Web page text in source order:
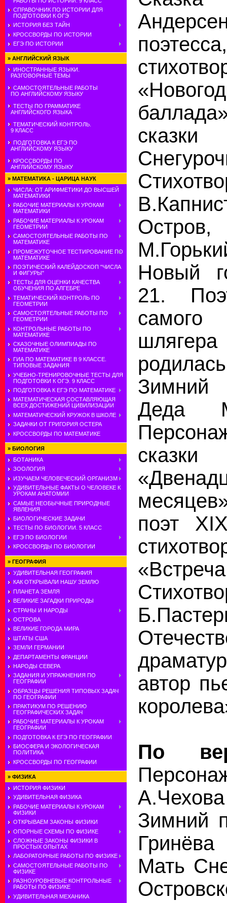
СПРАВОЧНИК ПО ИСТОРИИ ДЛЯ
ПОДГОТОВКИ К ОГЭ
ИСТОРИЯ БЕЗ ТАЙН
КРОССВОРДЫ ПО ИСТОРИИ
ЕГЭ ПО ИСТОРИИ
» АНГЛИЙСКИЙ ЯЗЫК
ИНОСТРАННЫЕ ЯЗЫКИ.
РАЗГОВОРНЫЕ ТЕМЫ
САМОСТОЯТЕЛЬНЫЕ РАБОТЫ
ПО АНГЛИЙСКОМУ ЯЗЫКУ
ТЕСТЫ ПО ГРАММАТИКЕ
АНГЛИЙСКОГО ЯЗЫКА
ТЕМАТИЧЕСКИЙ КОНТРОЛЬ.
9 КЛАСС
ПОДГОТОВКА К ЕГЭ ПО
АНГЛИЙСКОМУ ЯЗЫКУ
КРОССВОРДЫ ПО
АНГЛИЙСКОМУ ЯЗЫКУ
» МАТЕМАТИКА - ЦАРИЦА НАУК
ЧИСЛА: ОТ АРИФМЕТИКИ ДО ВЫСШЕЙ
МАТЕМАТИКИ
РАБОЧИЕ МАТЕРИАЛЫ К УРОКАМ
МАТЕМАТИКИ
РАБОЧИЕ МАТЕРИАЛЫ К УРОКАМ
ГЕОМЕТРИИ
САМОСТОЯТЕЛЬНЫЕ РАБОТЫ ПО
МАТЕМАТИКЕ
ПРОМЕЖУТОЧНОЕ ТЕСТИРОВАНИЕ ПО
МАТЕМАТИКЕ
ПОЭТИЧЕСКИЙ КАЛЕЙДОСКОП "ЧИСЛА
И ФИГУРЫ"
ТЕСТЫ ДЛЯ ОЦЕНКИ КАЧЕСТВА
ОБУЧЕНИЯ ПО АЛГЕБРЕ
ТЕМАТИЧЕСКИЙ КОНТРОЛЬ ПО
ГЕОМЕТРИИ
САМОСТОЯТЕЛЬНЫЕ РАБОТЫ ПО
ГЕОМЕТРИИ
КОНТРОЛЬНЫЕ РАБОТЫ ПО
МАТЕМАТИКЕ
СКАЗОЧНЫЕ ОЛИМПИАДЫ ПО
МАТЕМАТИКЕ
ГИА ПО МАТЕМАТИКЕ В 9 КЛАССЕ.
ТИПОВЫЕ ЗАДАНИЯ
УЧЕБНО-ТРЕНИРОВОЧНЫЕ ТЕСТЫ ДЛЯ
ПОДГОТОВКИ К ОГЭ. 9 КЛАСС
ПОДГОТОВКА К ЕГЭ ПО МАТЕМАТИКЕ
МАТЕМАТИЧЕСКАЯ СОСТАВЛЯЮЩАЯ
ВСЕХ ДОСТИЖЕНИЙ ЦИВИЛИЗАЦИИ
МАТЕМАТИЧЕСКИЙ КРУЖОК В ШКОЛЕ
ЗАДАЧКИ ОТ ГРИГОРИЯ ОСТЕРА
КРОССВОРДЫ ПО МАТЕМАТИКЕ
» БИОЛОГИЯ
БОТАНИКА
ЗООЛОГИЯ
ИЗУЧАЕМ ЧЕЛОВЕЧЕСКИЙ ОРГАНИЗМ
УДИВИТЕЛЬНЫЕ ФАКТЫ О ЧЕЛОВЕКЕ К
УРОКАМ АНАТОМИИ
САМЫЕ НЕОБЫЧНЫЕ ПРИРОДНЫЕ
ЯВЛЕНИЯ
БИОЛОГИЧЕСКИЕ ЗАДАЧИ
ТЕСТЫ ПО БИОЛОГИИ. 5 КЛАСС
ЕГЭ ПО БИОЛОГИИ
КРОССВОРДЫ ПО БИОЛОГИИ
» ГЕОГРАФИЯ
УДИВИТЕЛЬНАЯ ГЕОГРАФИЯ
КАК ОТКРЫВАЛИ НАШУ ЗЕМЛЮ
ПЛАНЕТА ЗЕМЛЯ
ВЕЛИКИЕ ЗАГАДКИ ПРИРОДЫ
СТРАНЫ И НАРОДЫ
ОСТРОВА
ВЕЛИКИЕ ГОРОДА МИРА
ШТАТЫ США
ЗЕМЛИ ГЕРМАНИИ
ДЕПАРТАМЕНТЫ ФРАНЦИИ
НАРОДЫ СЕВЕРА
ЗАДАНИЯ И УПРАЖНЕНИЯ ПО
ГЕОГРАФИИ
ОБРАЗЦЫ РЕШЕНИЯ ТИПОВЫХ ЗАДАЧ
ПО ГЕОГРАФИИ
ПРАКТИКУМ ПО РЕШЕНИЮ
ГЕОГРАФИЧЕСКИХ ЗАДАЧ
РАБОЧИЕ МАТЕРИАЛЫ К УРОКАМ
ГЕОГРАФИИ
ПОДГОТОВКА К ЕГЭ ПО ГЕОГРАФИИ
БИОСФЕРА И ЭКОЛОГИЧЕСКАЯ
ПОЛИТИКА
КРОССВОРДЫ ПО ГЕОГРАФИИ
» ФИЗИКА
ИСТОРИЯ ФИЗИКИ
УДИВИТЕЛЬНАЯ ФИЗИКА
РАБОЧИЕ МАТЕРИАЛЫ К УРОКАМ
ФИЗИКИ
ОТКРЫВАЕМ ЗАКОНЫ ФИЗИКИ
ОПОРНЫЕ СХЕМЫ ПО ФИЗИКЕ
СЛОЖНЫЕ ЗАКОНЫ ФИЗИКИ В
ПРОСТЫХ ОПЫТАХ
ЛАБОРАТОРНЫЕ РАБОТЫ ПО ФИЗИКЕ
САМОСТОЯТЕЛЬНЫЕ РАБОТЫ ПО
ФИЗИКЕ
РАЗНОУРОВНЕВЫЕ КОНТРОЛЬНЫЕ
РАБОТЫ ПО ФИЗИКЕ
УДИВИТЕЛЬНАЯ МЕХАНИКА
Новый
21.
самого
Деда
поэт
автор
По
Зимний
Мать